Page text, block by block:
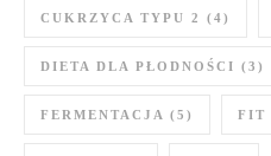
CUKRZYCA TYPU 2 (4)
DIETA DLA PŁODNOŚCI (3)
FERMENTACJA (5) FIT